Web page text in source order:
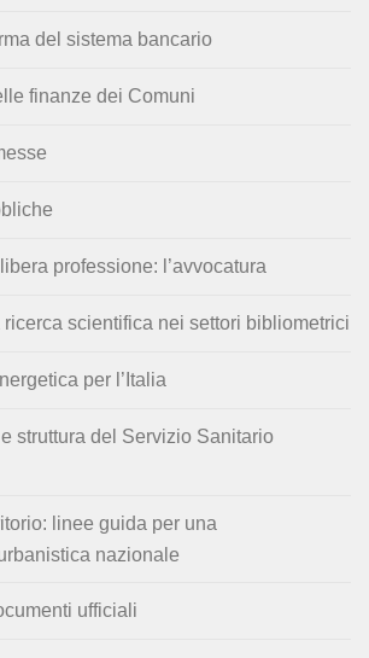
del sistema bancario
finanze dei Comuni
professione: l’avvocatura
ricerca scientifica nei settori bibliometrici
per l’Italia
struttura del Servizio Sanitario
linee guida per una
nazionale
ufficiali